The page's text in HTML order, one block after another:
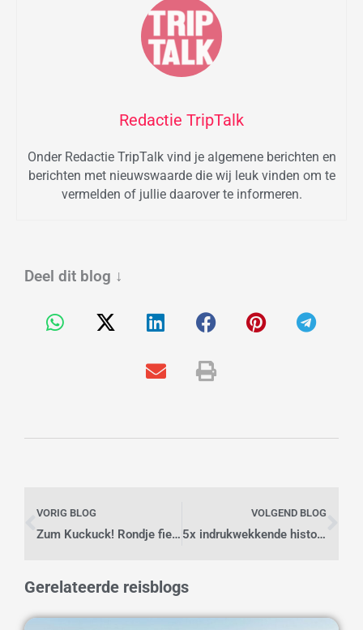
Redactie TripTalk
Onder Redactie TripTalk vind je algemene berichten en
berichten met nieuwswaarde die wij leuk vinden om te
vermelden of jullie daarover te informeren.
Deel dit blog ↓
VORIG BLOG
Zum Kuckuck! Rondje fietsen in het Zwarte Woud
VOLGEND BLOG
5x indrukwekkende historische bezienswaardigheden in de Algarve
Gerelateerde reisblogs